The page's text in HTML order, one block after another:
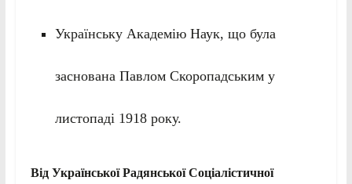
Українську Академію Наук, що була
заснована Павлом Скоропадським у
листопаді 1918 року.
Від Української Радянської Соціалістичної